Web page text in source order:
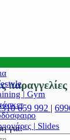
παραγγελίες
659 992 |
για:
| Gym
| Slides